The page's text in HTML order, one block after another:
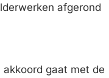
afgerond
gaat met de